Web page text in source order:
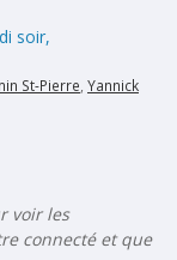
soir,
St-Pierre Yannick
voir les
connecté et que